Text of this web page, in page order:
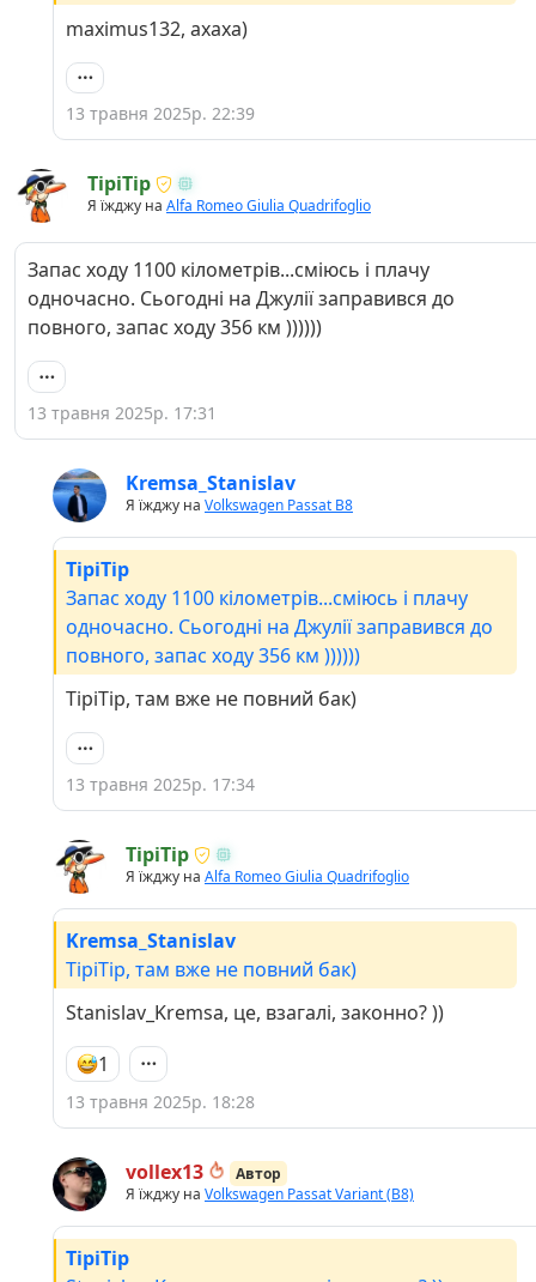
maximus132, ахаха)
13 травня 2025р. 22:39
TipiTip
Я їжджу на Alfa Romeo Giulia Quadrifoglio
Запас ходу 1100 кілометрів...сміюсь і плачу
одночасно. Сьогодні на Джулії заправився до
повного, запас ходу 356 км ))))))
13 травня 2025р. 17:31
Kremsa_Stanislav
Я їжджу на Volkswagen Passat B8
TipiTip
Запас ходу 1100 кілометрів...сміюсь і плачу
одночасно. Сьогодні на Джулії заправився до
повного, запас ходу 356 км ))))))
TipiTip, там вже не повний бак)
13 травня 2025р. 17:34
TipiTip
Я їжджу на Alfa Romeo Giulia Quadrifoglio
Kremsa_Stanislav
TipiTip, там вже не повний бак)
Stanislav_Kremsa, це, взагалі, законно? ))
1
13 травня 2025р. 18:28
vollex13
Автор
Я їжджу на Volkswagen Passat Variant (B8)
TipiTip